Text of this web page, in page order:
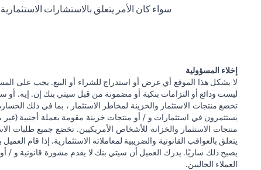
سواء كان الأمر يتعلق بالاستشارات
إخلاء المسؤولية
لا يشكل هذا الموقع أي عرض أو استدراج للشراء أو البيع. يجب على
ليست ودائع أو التزامات بنكية أو مضمونة من قبل سيتي بنك إن. إيه. أو
تخضع منتجات الاستثمار والخزينة لمخاطر الاستثمار ، بما في ذلك
يستثمرون في استثمارات و / أو منتجات خزينة مقومة بعملة أجنبية
منتجات الاستثمار والخزانة للأشخاص الأمريكيين. تخضع جميع طلبات
يتعلق بالعواقب القانونية والضريبية لمعاملاته الاستثمارية. إذا قام
يصبح ذلك ساريًا. يدرك العميل أن سيتي بنك لا يقدم مشورة قانونية و /
العملاء الحاليين.